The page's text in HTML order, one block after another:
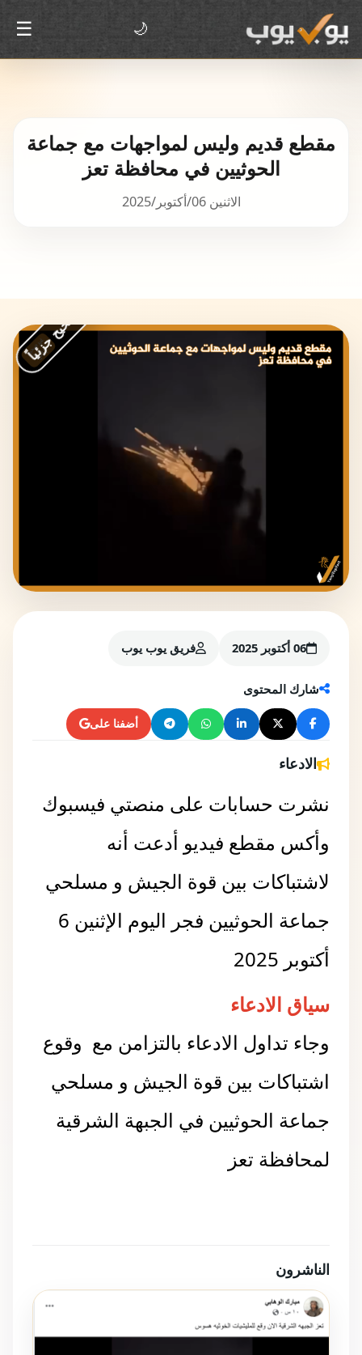
🌙
☰
مقطع قديم وليس لمواجهات مع جماعة
الحوثيين في محافظة تعز
الاثنين 06/أكتوبر/2025
غير صحيح جزئياً
06 أكتوبر 2025 فريق يوب يوب
شارك المحتوى
أضفنا على
الادعاء
نشرت حسابات على منصتي فيسبوك
وأكس مقطع فيديو أدعت أنه
لاشتباكات بين قوة الجيش و مسلحي
أكتوبر 2025
سياق الادعاء
وجاء تداول الادعاء بالتزامن مع وقوع
اشتباكات بين قوة الجيش و مسلحي
جماعة الحوثيين في الجبهة الشرقية
لمحافظة تعز
الناشرون